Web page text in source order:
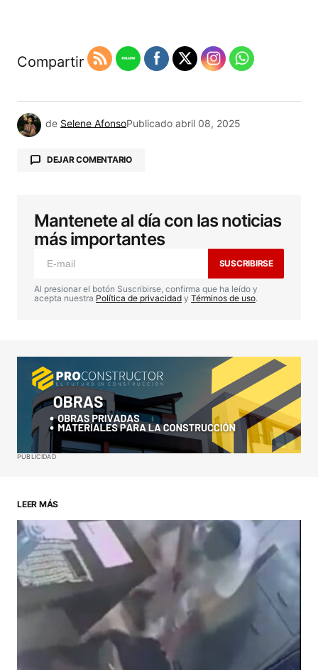
Compartir
de Selene AfonsoPublicado abril 08, 2025
DEJAR COMENTARIO
Tu dirección de correo electrónico no será
publicada. Los campos obligatorios están
marcados con *
Comentario*
Your Name*
Your E-mail*
ENVIAR COMENTARIO
Mantenete al día con las noticias
más importantes
SUSCRIBIRSE
Al presionar el botón Suscribirse, confirma que ha leído y
acepta nuestra Política de privacidad y Términos de uso.
PUBLICIDAD
LEER MÁS